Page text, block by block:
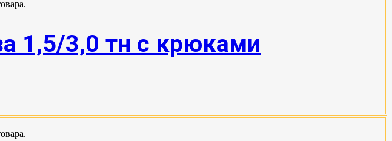
1,5/3,0 тн с крюками